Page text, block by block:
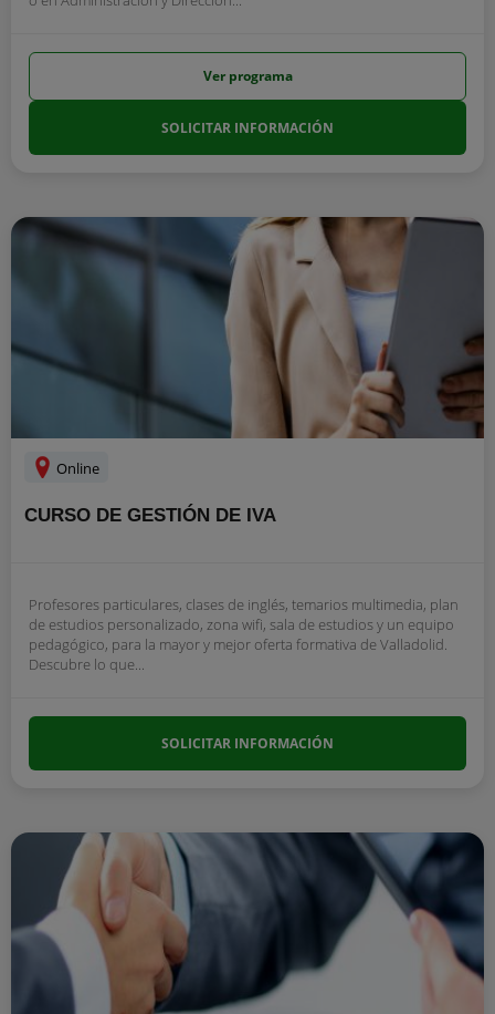
Ver programa
SOLICITAR INFORMACIÓN
Online
CURSO DE GESTIÓN DE IVA
Profesores particulares, clases de inglés, temarios multimedia, plan
de estudios personalizado, zona wifi, sala de estudios y un equipo
pedagógico, para la mayor y mejor oferta formativa de Valladolid.
Descubre lo que...
SOLICITAR INFORMACIÓN